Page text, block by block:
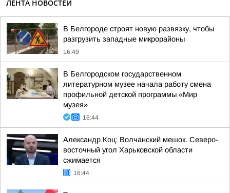
ЛЕНТА НОВОСТЕЙ
В Белгороде строят новую развязку, чтобы
разгрузить западные микрорайоны
16:49
В Белгородском государственном
литературном музее начала работу смена
профильной детской программы «Мир
музея»
16:44
Александр Коц: Волчанский мешок. Северо-
восточный угол Харьковской области
сжимается
16:44